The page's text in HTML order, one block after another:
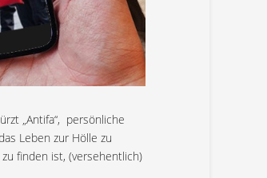
„Antifa“, persönliche
Leben zur Hölle zu
finden ist, (versehentlich)